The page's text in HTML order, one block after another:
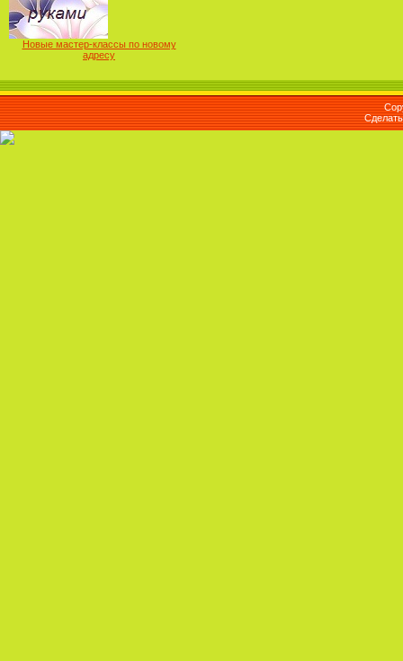
Новые мастер-классы по новому
адресу